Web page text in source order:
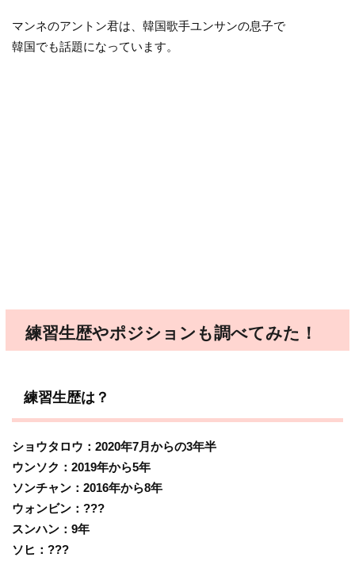
マンネのアントン君は、韓国歌手ユンサンの息子で
韓国でも話題になっています。
練習生歴やポジションも調べてみた！
練習生歴は？
ショウタロウ：2020年7月からの3年半
ウンソク：2019年から5年
ソンチャン：2016年から8年
ウォンビン：???
スンハン：9年
ソヒ：???